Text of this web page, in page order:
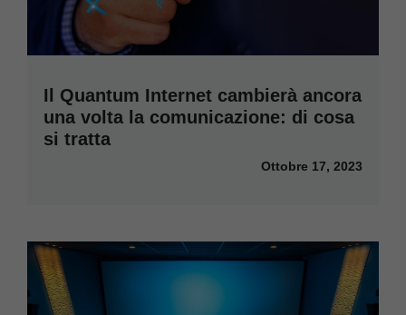
Il Quantum Internet cambierà ancora
una volta la comunicazione: di cosa
si tratta
Ottobre 17, 2023